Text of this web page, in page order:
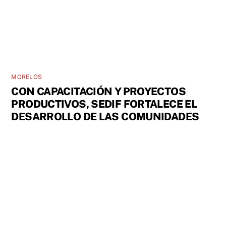
MORELOS
CON CAPACITACIÓN Y PROYECTOS
PRODUCTIVOS, SEDIF FORTALECE EL
DESARROLLO DE LAS COMUNIDADES